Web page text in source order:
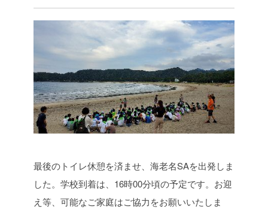
最後のトイレ休憩を済ませ、海老名SAを出発しま
した。学校到着は、16時00分頃の予定です。お迎
え等、可能なご家庭はご協力をお願いいたしま